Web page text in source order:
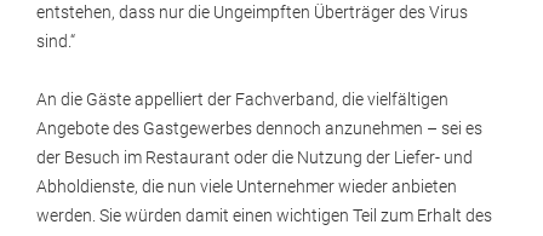
entstehen, dass nur die Ungeimpften Überträger des Virus
sind.“
An die Gäste appelliert der Fachverband, die vielfältigen
Angebote des Gastgewerbes dennoch anzunehmen – sei es
der Besuch im Restaurant oder die Nutzung der Liefer- und
Abholdienste, die nun viele Unternehmer wieder anbieten
werden. Sie würden damit einen wichtigen Teil zum Erhalt des